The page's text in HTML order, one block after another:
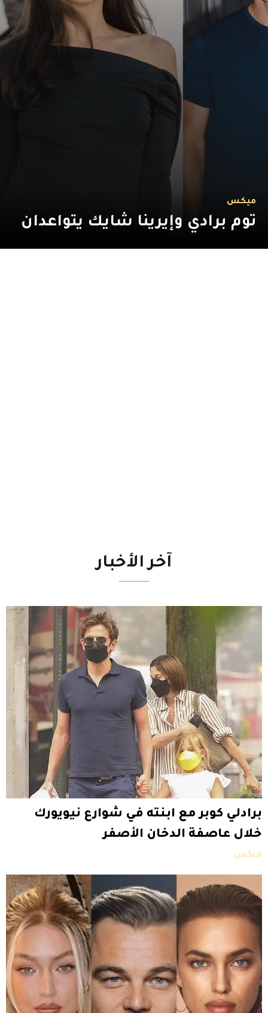
ميكس
توم برادي وإيرينا شايك يتواعدان
آخر الأخبار
برادلي كوبر مع ابنته في شوارع نيويورك
خلال عاصفة الدخان الأصفر
ميكس